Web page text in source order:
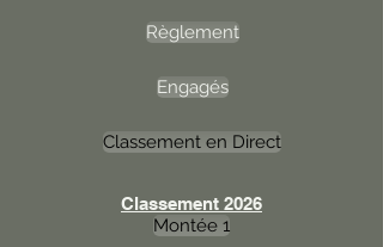
Règlement
Engagés
Classement en Direct
Classement 2026
Montée 1